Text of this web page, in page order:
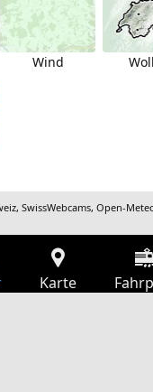
Wind
,SwissWebcams,Open-
Karte